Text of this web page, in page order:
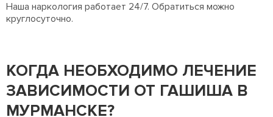
Наша наркология работает 24/7. Обратиться можно
круглосуточно.
КОГДА НЕОБХОДИМО ЛЕЧЕНИЕ
ЗАВИСИМОСТИ ОТ ГАШИША В
МУРМАНСКЕ?